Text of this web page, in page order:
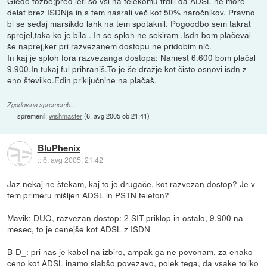
delat brez ISDNja in s tem nasrali več kot 50% naročnikov. Pravno
bi se sedaj marsikdo lahk na tem spotaknil. Pogoodbo sem takrat
sprejel,taka ko je bila . In se sploh ne sekiram .Isdn bom plačeval
še naprej,ker pri razvezanem dostopu ne pridobim nič.
In kaj je sploh fora razvezanga dostopa: Namest 6.600 bom plačal
9.900.In tukaj ful prihraniš.To je še dražje kot čisto osnovi isdn z
eno številko.Edin priključnine na plačaš.
Zgodovina sprememb…
spremenil:wishmaster(6. avg 2005 ob 21:41)
BluPhenix
::6. avg 2005, 21:42
Jaz nekaj ne štekam, kaj to je drugače, kot razvezan dostop? Je v
tem primeru mišljen ADSL in PSTN telefon?
Mavik: DUO, razvezan dostop: 2 SIT priklop in ostalo, 9.900 na
mesec, to je cenejše kot ADSL z ISDN
B-D_: pri nas je kabel na izbiro, ampak ga ne povoham, za enako
ceno kot ADSL inamo slabšo povezavo, polek tega, da vsake toliko